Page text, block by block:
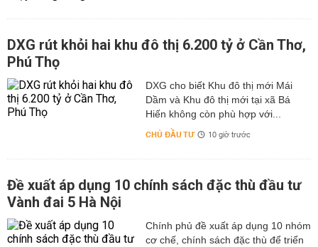
DXG rút khỏi hai khu đô thị 6.200 tỷ ở Cần Thơ,
Phú Thọ
DXG cho biết Khu đô thị mới Mái
Dầm và Khu đô thị mới tại xã Bá
Hiến không còn phù hợp với...
CHỦ ĐẦU TƯ 10 giờ trước
Đề xuất áp dụng 10 chính sách đặc thù đầu tư
Vành đai 5 Hà Nội
Chính phủ đề xuất áp dụng 10 nhóm
cơ chế, chính sách đặc thù để triển